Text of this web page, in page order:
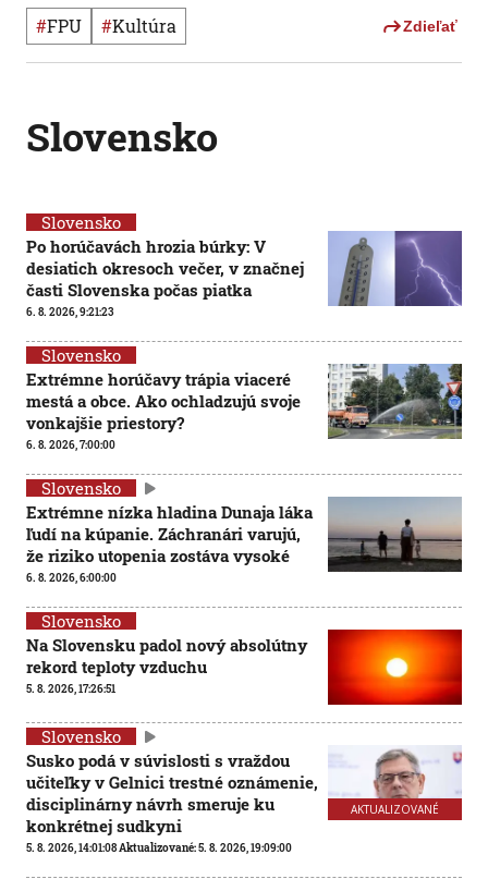
# FPU # Kultúra Zdieľať
Slovensko
Slovensko
Po horúčavách hrozia búrky: V
desiatich okresoch večer, v značnej
časti Slovenska počas piatka
6. 8. 2026, 9:21:23
Slovensko
Extrémne horúčavy trápia viaceré
mestá a obce. Ako ochladzujú svoje
vonkajšie priestory?
6. 8. 2026, 7:00:00
Slovensko
Extrémne nízka hladina Dunaja láka
ľudí na kúpanie. Záchranári varujú,
že riziko utopenia zostáva vysoké
6. 8. 2026, 6:00:00
Slovensko
Na Slovensku padol nový absolútny
rekord teploty vzduchu
5. 8. 2026, 17:26:51
AKTUALIZOVANÉ
Slovensko
Susko podá v súvislosti s vraždou
učiteľky v Gelnici trestné oznámenie,
disciplinárny návrh smeruje ku
konkrétnej sudkyni
5. 8. 2026, 14:01:08Aktualizované:5. 8. 2026, 19:09:00